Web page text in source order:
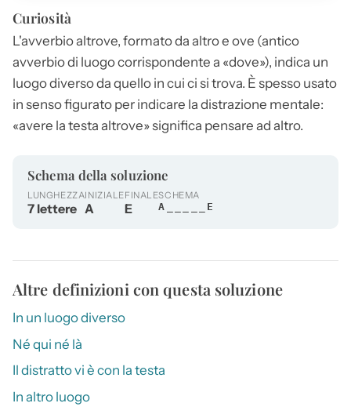
Curiosità
L'avverbioaltrove, formato da altro e ove (antico
avverbio di luogo corrispondente a «dove»), indica un
luogo diverso da quello in cui ci si trova. È spesso usato
in senso figurato per indicare la distrazione mentale:
«avere la testa altrove» significa pensare ad altro.
Schema della soluzione
LUNGHEZZA
7 lettere
INIZIALE
A
FINALE
E
SCHEMA
A_____E
Altre definizioni con questa soluzione
In un luogo diverso
Né qui né là
Il distratto vi è con la testa
In altro luogo